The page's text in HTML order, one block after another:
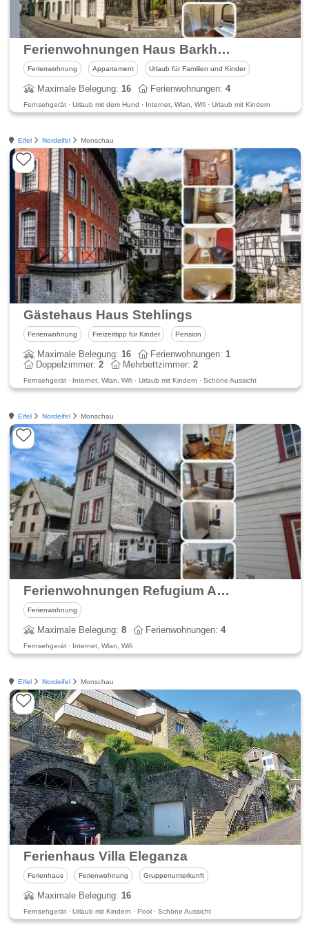
Ferienwohnungen Haus Barkhausen
Ferienwohnung Appartement Urlaub für Familien und Kinder
Maximale Belegung:16 Ferienwohnungen:4
Fernsehgerät · Urlaub mit dem Hund · Internet, Wlan, Wifi · Urlaub mit Kindern
Eifel Nordeifel Monschau
Gästehaus Haus Stehlings
Ferienwohnung Freizeittipp für Kinder Pension
Maximale Belegung:16 Ferienwohnungen:1
Doppelzimmer:2 Mehrbettzimmer:2
Fernsehgerät · Internet, Wlan, Wifi · Urlaub mit Kindern · Schöne Aussicht
Eifel Nordeifel Monschau
Ferienwohnungen Refugium Altstadt
Ferienwohnung
Maximale Belegung:8 Ferienwohnungen:4
Fernsehgerät · Internet, Wlan, Wifi
Eifel Nordeifel Monschau
Ferienhaus Villa Eleganza
Ferienhaus Ferienwohnung Gruppenunterkunft
Maximale Belegung:16
Fernsehgerät · Urlaub mit Kindern · Pool · Schöne Aussicht